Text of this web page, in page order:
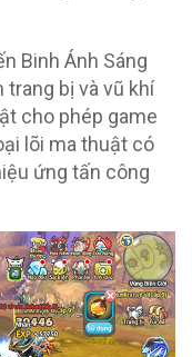
Binh Ánh Sáng
bị và vũ khí
cho phép game
lõi ma thuật có
ứng tấn công